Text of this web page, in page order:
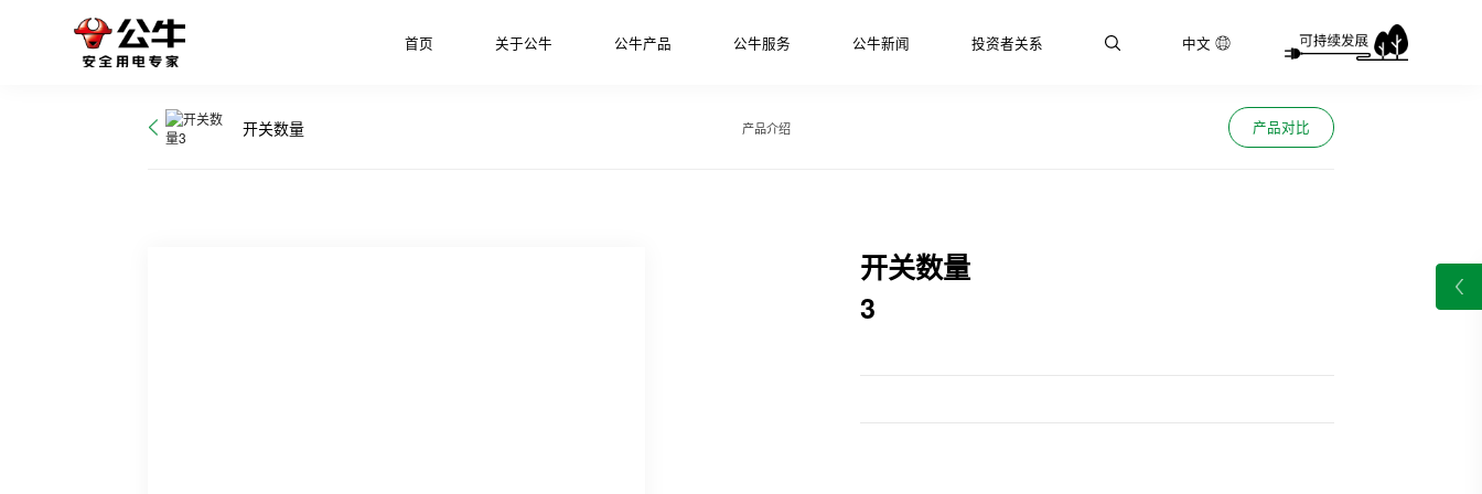
首页 关于公牛 公牛产品 公牛服务 公牛新闻 投资者关系 中文
开关数量 产品介绍 产品对比
开关数量
3